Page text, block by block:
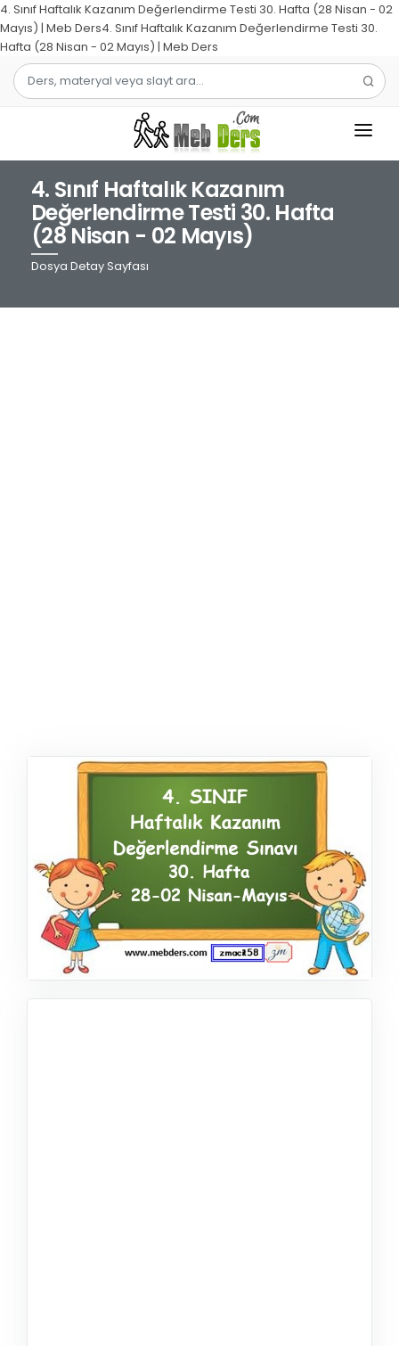
4. Sınıf Haftalık Kazanım Değerlendirme Testi 30. Hafta (28 Nisan - 02
Mayıs) | Meb Ders4. Sınıf Haftalık Kazanım Değerlendirme Testi 30.
Hafta (28 Nisan - 02 Mayıs) | Meb Ders
1.SINIF
2.SINIF
3.SINIF
4.SINIF
4. Sınıf Haftalık Kazanım
Değerlendirme Testi 30. Hafta
(28 Nisan - 02 Mayıs)
Dosya Detay Sayfası